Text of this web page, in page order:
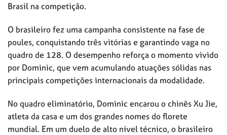
Brasil na competição.
O brasileiro fez uma campanha consistente na fase de
poules, conquistando três vitórias e garantindo vaga no
quadro de 128. O desempenho reforça o momento vivido
por Dominic, que vem acumulando atuações sólidas nas
principais competições internacionais da modalidade.
No quadro eliminatório, Dominic encarou o chinês Xu Jie,
atleta da casa e um dos grandes nomes do florete
mundial. Em um duelo de alto nível técnico, o brasileiro